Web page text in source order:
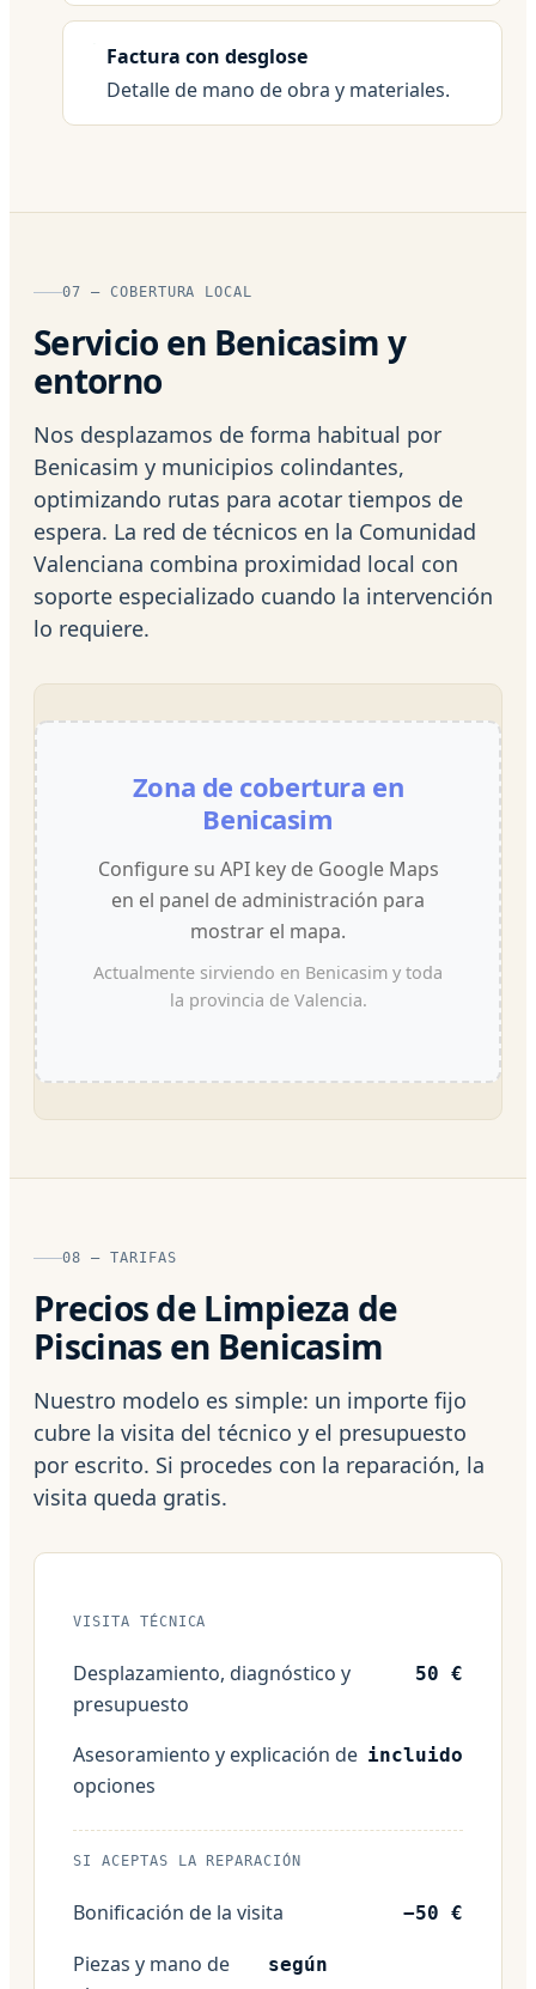
Factura con desglose
Detalle de mano de obra y materiales.
07 — COBERTURA LOCAL
Servicio en Benicasim y
entorno
Nos desplazamos de forma habitual por
Benicasim y municipios colindantes,
optimizando rutas para acotar tiempos de
espera. La red de técnicos en la Comunidad
Valenciana combina proximidad local con
soporte especializado cuando la intervención
lo requiere.
Zona de cobertura en
Benicasim
Configure su API key de Google Maps
en el panel de administración para
mostrar el mapa.
Actualmente sirviendo en Benicasim y toda
la provincia de Valencia.
08 — TARIFAS
Precios de Limpieza de
Piscinas en Benicasim
Nuestro modelo es simple: un importe fijo
cubre la visita del técnico y el presupuesto
por escrito. Si procedes con la reparación, la
visita queda gratis.
VISITA TÉCNICA
Desplazamiento, diagnóstico y
presupuesto
50 €
Asesoramiento y explicación de
opciones
incluido
SI ACEPTAS LA REPARACIÓN
Bonificación de la visita −50 €
Piezas y mano de
según